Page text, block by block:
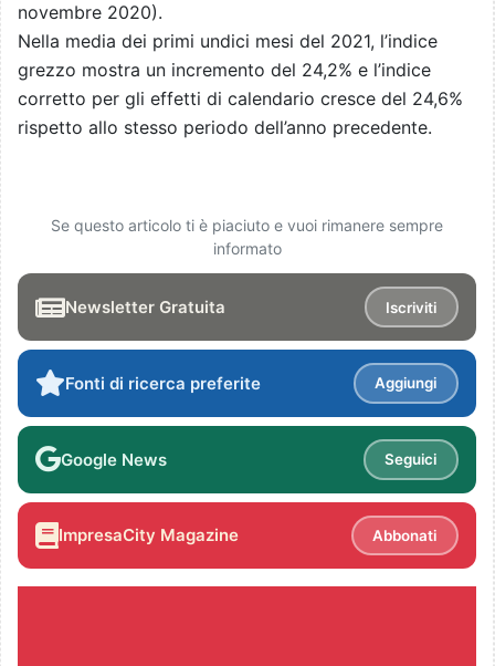
novembre 2020).
Nella media dei primi undici mesi del 2021, l’indice
grezzo mostra un incremento del 24,2% e l’indice
corretto per gli effetti di calendario cresce del 24,6%
rispetto allo stesso periodo dell’anno precedente.
Se questo articolo ti è piaciuto e vuoi rimanere sempre
informato
Newsletter Gratuita Iscriviti
Fonti di ricerca preferite Aggiungi
Google News Seguici
ImpresaCity Magazine Abbonati